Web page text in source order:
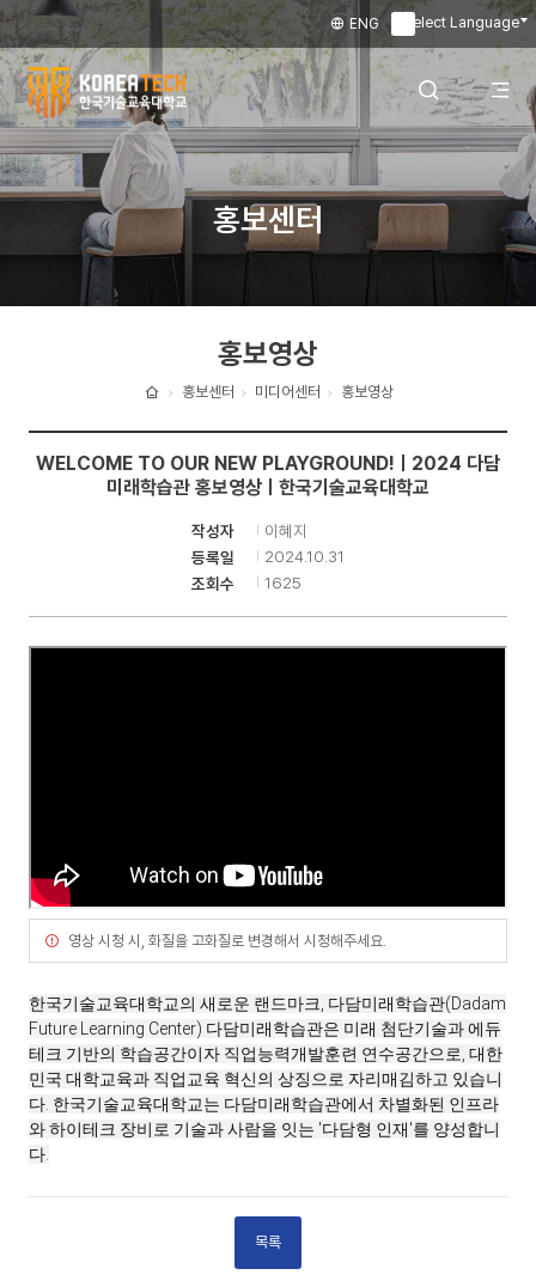
Select Language
ENG
한
국
교
학
전
뉴
홍보센터
홈
홍보센터 미디어센터 홍보영상
홍보영상
WELCOME TO OUR NEW PLAYGROUND!ㅣ2024 다담
미래학습관 홍보영상ㅣ한국기술교육대학교
작성자
이혜지
등록일
2024.10.31
조회수
1625
영상 시청 시, 화질을 고화질로 변경해서 시청해주세요.
한국기술교육대학교의 새로운 랜드마크, 다담미래학습관(Dadam
Future Learning Center) 다담미래학습관은 미래 첨단기술과 에듀
테크 기반의 학습공간이자 직업능력개발훈련 연수공간으로, 대한
민국 대학교육과 직업교육 혁신의 상징으로 자리매김하고 있습니
다. 한국기술교육대학교는 다담미래학습관에서 차별화된 인프라
와 하이테크 장비로 기술과 사람을 잇는 '다담형 인재'를 양성합니
다.
목록